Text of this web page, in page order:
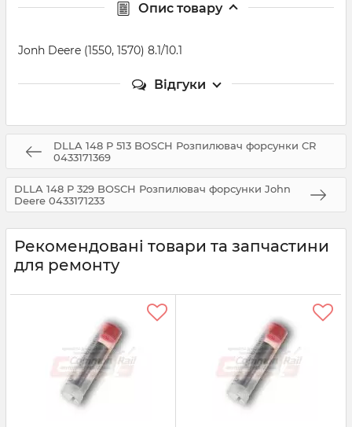
Опис товару
Jonh Deere (1550, 1570) 8.1/10.1
Відгуки
DLLA 148 P 513 BOSCH Розпилювач форсунки CR
0433171369
DLLA 148 P 329 BOSCH Розпилювач форсунки John
Deere 0433171233
Рекомендовані товари та запчастини
для ремонту